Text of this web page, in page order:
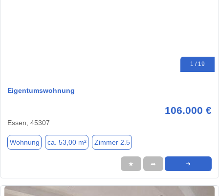
1 / 19
Eigentumswohnung
106.000 €
Essen, 45307
Wohnung ca. 53,00 m² Zimmer 2.5
★ ➦ ➜